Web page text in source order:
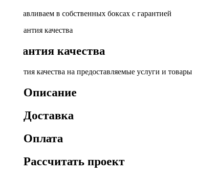
Устанавливаем в собственных боксах с гарантией
Гарантия качества
Гарантия качества на предоставляемые услуги и товары
Описание
Доставка
Оплата
Рассчитать проект